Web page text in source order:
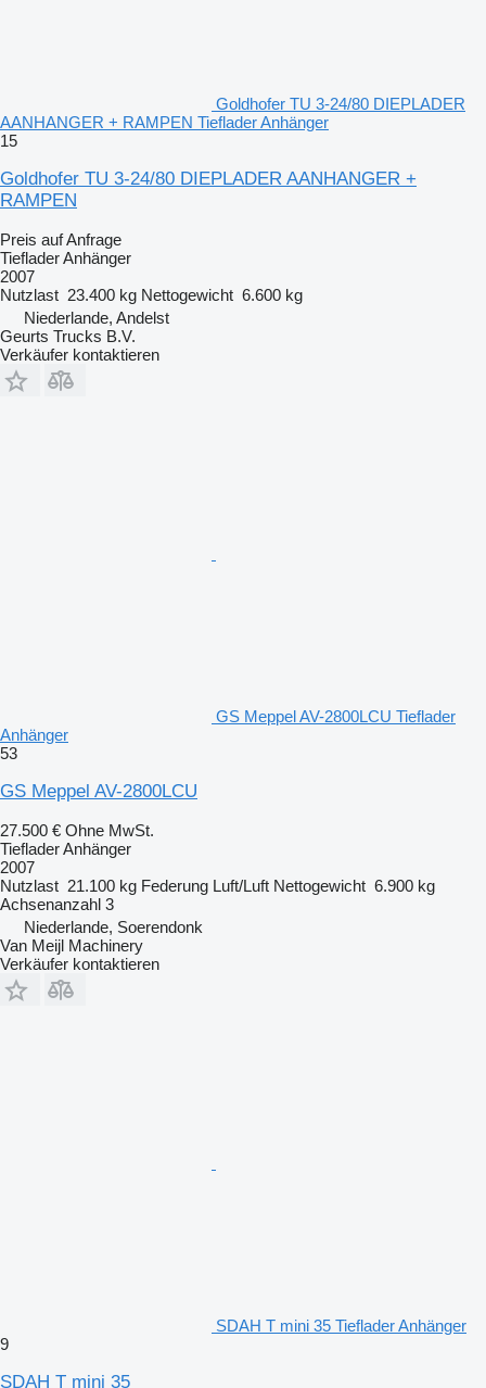
Goldhofer TU 3-24/80 DIEPLADER
AANHANGER + RAMPEN Tieflader Anhänger
15
Goldhofer TU 3-24/80 DIEPLADER AANHANGER +
RAMPEN
Preis auf Anfrage
Tieflader Anhänger
2007
Nutzlast 23.400 kg Nettogewicht 6.600 kg
Niederlande, Andelst
Geurts Trucks B.V.
Verkäufer kontaktieren
GS Meppel AV-2800LCU Tieflader
Anhänger
53
GS Meppel AV-2800LCU
27.500 € Ohne MwSt.
Tieflader Anhänger
2007
Nutzlast 21.100 kg Federung Luft/Luft Nettogewicht 6.900 kg
Achsenanzahl 3
Niederlande, Soerendonk
Van Meijl Machinery
Verkäufer kontaktieren
SDAH T mini 35 Tieflader Anhänger
9
SDAH T mini 35